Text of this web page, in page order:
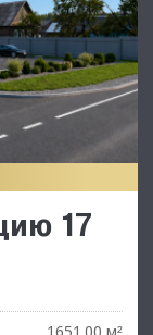
17
²